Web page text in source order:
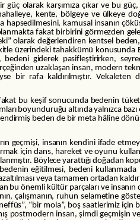
güç olarak karşımıza çıkar ve bu
kente, bölgeye ve ülkeye
hapsedilmesini, kamusal insanın
fakat birbirini görmezden
olarak değerlendiren kentsel
üzerindeki tahakkümü konusunda
giderek pasifleştirirken,
uzaklaşan insan, modern
rafa kaldırılmıştır. Vekaleten
bu keşif sonucunda bedenin
boyunduruğu altında yalnızca
beden de bir meta hâline
geçmişi, insanın kendini ifade
için dans, hareket ve oyunu
Böylece yarattığı doğadan
eğitilmesi, bedeni
veya tamamen ortadan
bu önemli kültür parçaları ve
çalışmanın, ruhun selametine
“bir mola”, boş saatlerimiz
postmodern insan, şimdi geçmişin